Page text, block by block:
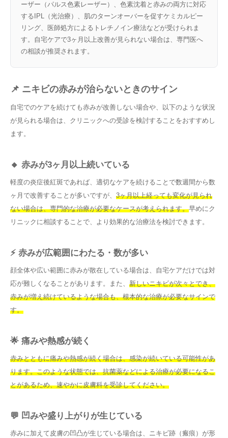
ーザー（パルス色素レーザー）、色素沈着と赤みの両方に対応
するIPL（光治療）、肌のターンオーバーを促すケミカルピー
リング、医師処方によるトレチノイン療法などが受けられま
す。自宅ケアで3ヶ月以上改善が見られない場合は、専門医へ
の相談が推奨されます。
📌 ニキビの赤みが治らないときのサイン
自宅でのケアを続けても赤みが改善しない場合や、以下のような状況
が見られる場合は、クリニックへの受診を検討することをおすすめし
ます。
🔸 赤みが3ヶ月以上続いている
軽度の炎症後紅斑であれば、適切なケアを続けることで数週間から数
ヶ月で改善することが多いですが、 3ヶ月以上経っても変化が見られ
ない場合は、専門的な治療が必要なケースが考えられます。早めにク
リニックに相談することで、より効果的な治療法を検討できます。
⚡ 赤みが広範囲にわたる・数が多い
顔全体や広い範囲に赤みが散在している場合は、自宅ケアだけでは対
応が難しくなることがあります。また、 新しいニキビが次々とでき、
赤みが増え続けているような場合も、根本的な治療が必要なサインで
す。
🌟 痛みや熱感が続く
赤みとともに痛みや熱感が続く場合は、感染が続いている可能性があ
ります。このような状態では、抗菌薬などによる治療が必要になるこ
とがあるため、速やかに皮膚科を受診してください。
💬 凹みや盛り上がりが生じている
赤みに加えて皮膚の凹凸が生じている場合は、ニキビ跡（瘢痕）が形